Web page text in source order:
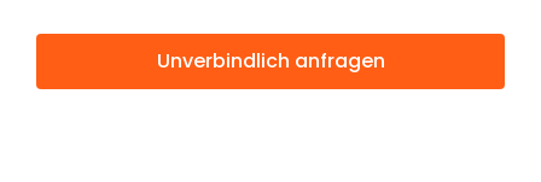
Unverbindlich anfragen